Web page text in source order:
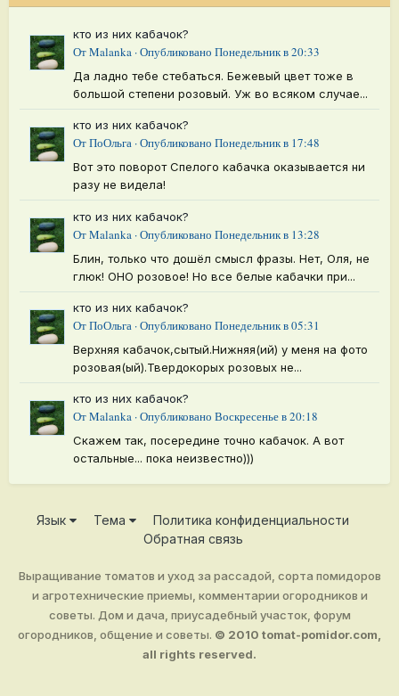
кто из них кабачок?
ОтMalanka ·Опубликовано Понедельник в 20:33
Да ладно тебе стебаться. Бежевый цвет тоже в
большой степени розовый. Уж во всяком случае...
кто из них кабачок?
ОтПоОльга ·Опубликовано Понедельник в 17:48
Вот это поворот Спелого кабачка оказывается ни
разу не видела!
кто из них кабачок?
ОтMalanka ·Опубликовано Понедельник в 13:28
Блин, только что дошёл смысл фразы. Нет, Оля, не
глюк! ОНО розовое! Но все белые кабачки при...
кто из них кабачок?
ОтПоОльга ·Опубликовано Понедельник в 05:31
Верхняя кабачок,сытый.Нижняя(ий) у меня на фото
розовая(ый).Твердокорых розовых не...
кто из них кабачок?
ОтMalanka ·Опубликовано Воскресенье в 20:18
Скажем так, посередине точно кабачок. А вот
остальные... пока неизвестно)))
Язык Тема
Политика конфиденциальности
Обратная связь
Выращивание томатов и уход за рассадой, сорта помидоров
и агротехнические приемы, комментарии огородников и
советы. Дом и дача, приусадебный участок, форум
огородников, общение и советы. © 2010 tomat-pomidor.com,
all rights reserved.